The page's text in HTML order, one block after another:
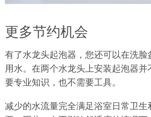
更多节约机会
有了水龙头起泡器，您还可以在洗脸
用水。在两个水龙头上安装起泡器
要专业知识，也不需要工具。
减少的水流量完全满足浴室日常卫